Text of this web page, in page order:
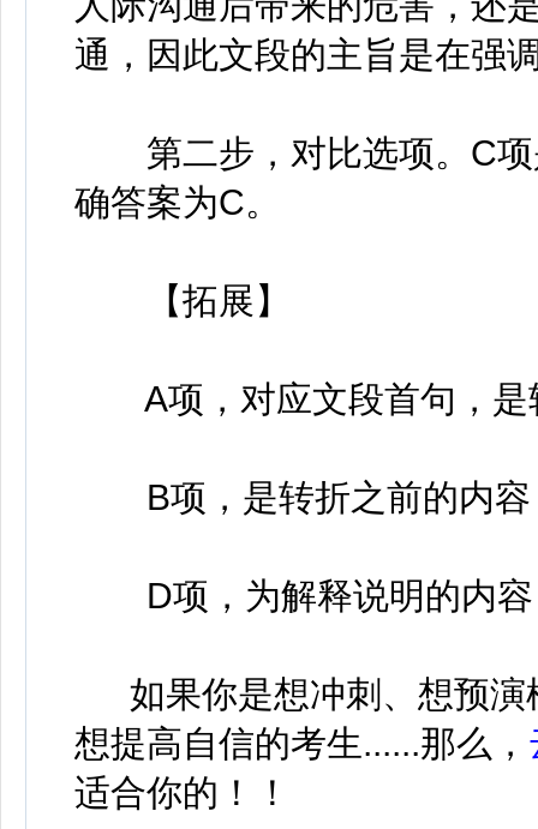
通，因此文段的主旨是在强
第二步，对比选项。C项
确答案为C。
【拓展】
A项，对应文段首句，是
B项，是转折之前的内容
D项，为解释说明的内容
如果你是想冲刺、想预演
想提高自信的考生......那么，
适合你的！！